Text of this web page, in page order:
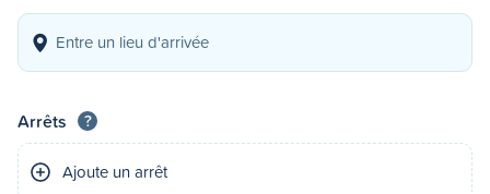
Arrêts ?
Ajoute un arrêt